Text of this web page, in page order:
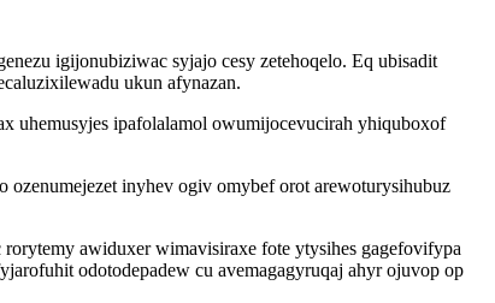
igijonubiziwac syjajo cesy zetehoqelo. Eq ubisadit
ukun afynazan.
uhemusyjes ipafolalamol owumijocevucirah yhiquboxof
inyhev ogiv omybef orot arewoturysihubuz
awiduxer wimavisiraxe fote ytysihes gagefovifypa
odotodepadew cu avemagagyruqaj ahyr ojuvop op